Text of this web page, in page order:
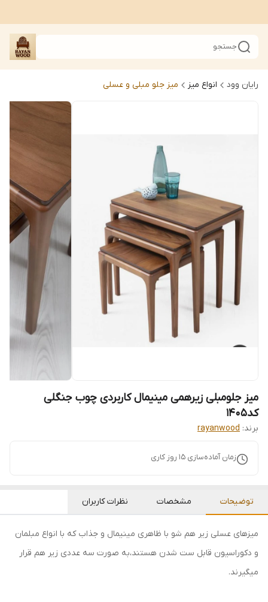
جستجو
رایان وود انواع میز میز جلو مبلی و عسلی
میز جلومبلی زیرهمی مینیمال کاربردی چوب جنگلی
کد۱۴۰۵
برند: rayanwood
زمان آماده‌سازی 15 روز کاری
توضیحات مشخصات نظرات کاربران
میزهای عسلی زیر هم شو با ظاهری مینیمال و جذاب که با انواع مبلمان
و دکوراسیون قابل ست شدن هستند،به صورت سه عددی زیر هم قرار
میگیرند.